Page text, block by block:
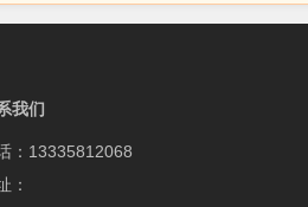
我们
：13335812068
：